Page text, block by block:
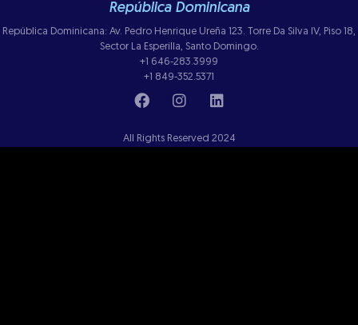
República Dominicana
República Dominicana: Av. Pedro Henrique Ureña 123. Torre Da Silva IV, Piso 18,
Sector La Esperilla, Santo Domingo.
+1 646-283.3999
+1 849-352.5371
All Rights Reserved 2024